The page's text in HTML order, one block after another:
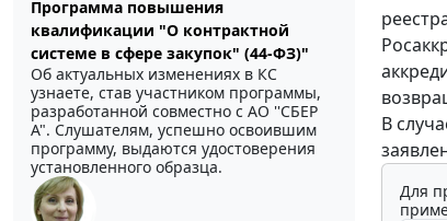
Программа повышения
квалификации "О контрактной
системе в сфере закупок" (44-ФЗ)"
Об актуальных изменениях в КС
узнаете, став участником программы,
разработанной совместно с АО ''СБЕР
А". Слушателям, успешно освоившим
программу, выдаются удостоверения
установленного образца.
В
Для